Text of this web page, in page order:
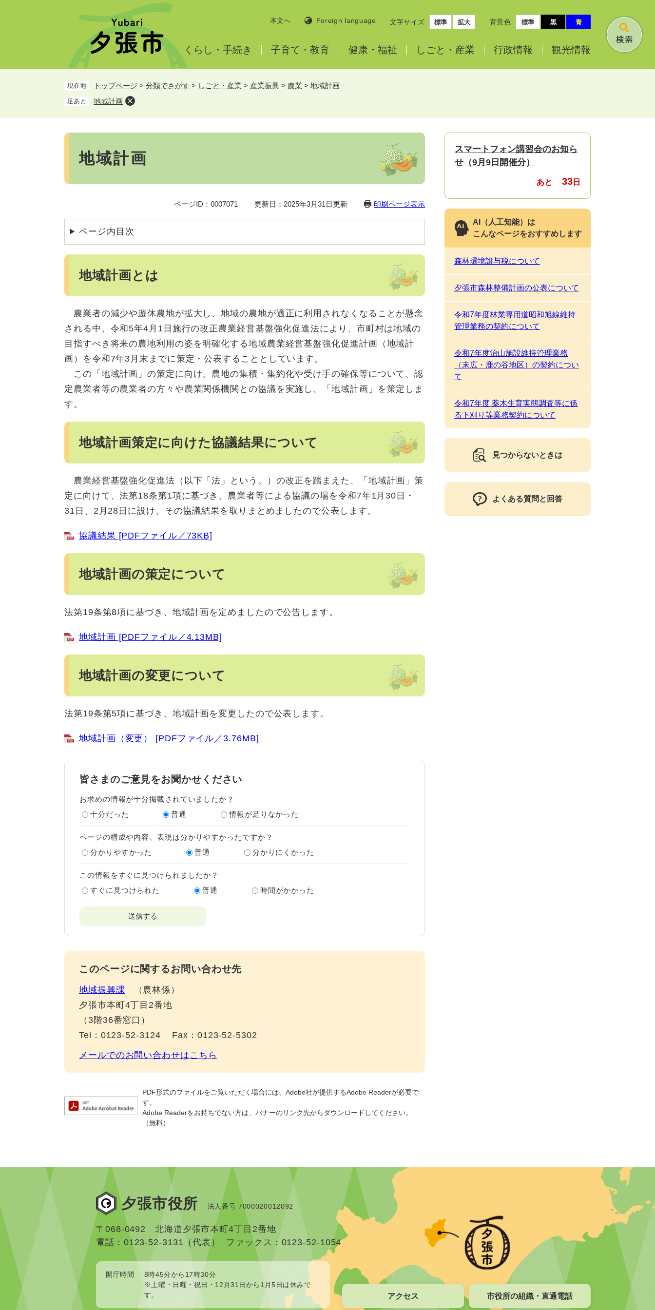
本文へ Foreign language 文字サイズ 標準 拡大 背景色 標準 黒 青
くらし・ 手続き 子育て・ 教育 健康・ 福祉 しごと・ 産業 行政情報 観光情報
検
現在地 トップページ > 分類でさがす > しごと・産業 > 産業振興 > 農業 > 地域計画
足あと 地域計画
本
地域計画
ページID：0007071 更新日：2025年3月31日更新 印刷ページ表示
ページ内目次
地域計画とは
農業者の減少や遊休農地が拡大し、地域の農地が適正に利用されなくなることが懸念
される中、令和5年4月1日施行の改正農業経営基盤強化促進法により、市町村は地域の
目指すべき将来の農地利用の姿を明確化する地域農業経営基盤強化促進計画（地域計
画）を令和7年3月末までに策定・公表することとしています。
この「地域計画」の策定に向け、農地の集積・集約化や受け手の確保等について、認
定農業者等の農業者の方々や農業関係機関との協議を実施し、「地域計画」を策定しま
す。
地域計画策定に向けた協議結果について
農業経営基盤強化促進法（以下「法」という。）の改正を踏まえた、「地域計画」策
定に向けて、法第18条第1項に基づき、農業者等による協議の場を令和7年1月30日・
31日、2月28日に設け、その協議結果を取りまとめましたので公表します。
協議結果 [PDFファイル／73KB]
地域計画の策定について
法第19条第8項に基づき、地域計画を定めましたので公告します。
地域計画 [PDFファイル／4.13MB]
地域計画の変更について
法第19条第5項に基づき、地域計画を変更したので公表します。
地域計画（変更） [PDFファイル／3.76MB]
皆さまのご意見をお聞かせください
お求めの情報が十分掲載されていましたか？
十分だった
普通 情報が足りなかった
ページの構成や内容、表現は分かりやすかったですか？
分かりやすかった
普通 分かりにくかった
この情報をすぐに見つけられましたか？
すぐに見つけられた
普通 時間がかかった
このページに関するお問い合わせ先
地域振興課
農林係
夕張市本町4丁目2番地
（3階36番窓口）
Tel：0123-52-3124
Fax：0123-52-5302
メールでのお問い合わせはこちら
PDF形式のファイルをご覧いただく場合には、Adobe社が提供するAdobe Readerが必要で
す。
Adobe Readerをお持ちでない方は、バナーのリンク先からダウンロードしてください。
（無料）
スマートフォン講習会のお知ら
せ（9月9日開催分）
あと 33 日
AI（人工知能）は
こんなページをおすすめします
森林環境譲与税について
夕張市森林整備計画の公表について
令和7年度林業専用道昭和旭線維持
管理業務の契約について
令和7年度治山施設維持管理業務
（末広・鹿の谷地区）の契約につい
て
令和7年度 薬木生育実態調査等に係
る下刈り等業務契約について
見つからないときは
よくある質問と回答
夕張市役所 法人番号 7000020012092
〒068-0492 北海道夕張市本町4丁目2番地
電話：0123-52-3131（代表）
ファックス：0123-52-1054
開庁時間
8時45分から17時30分
※土曜・日曜・祝日・12月31日から1月5日は休みで
す。
アクセス 市役所の組織・直通電話